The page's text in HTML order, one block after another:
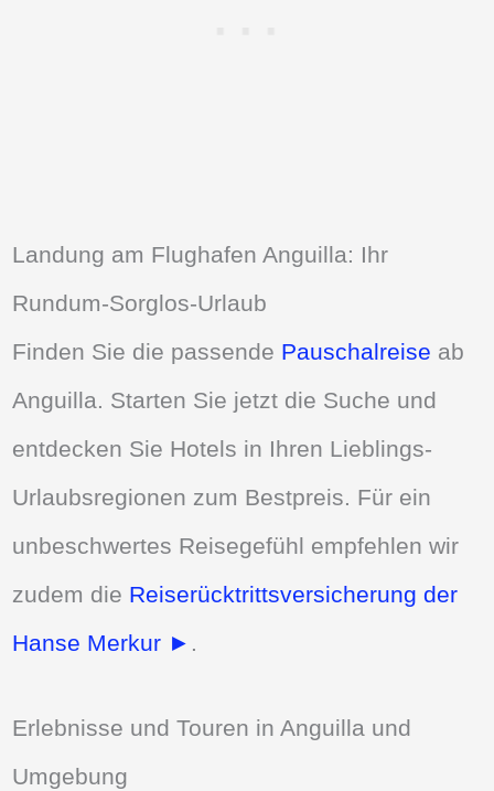
Landung am Flughafen Anguilla: Ihr
Rundum-Sorglos-Urlaub
Finden Sie die passende Pauschalreise ab
Anguilla. Starten Sie jetzt die Suche und
entdecken Sie Hotels in Ihren Lieblings-
Urlaubsregionen zum Bestpreis. Für ein
unbeschwertes Reisegefühl empfehlen wir
zudem die Reiserücktrittsversicherung der
Hanse Merkur ► .
Erlebnisse und Touren in Anguilla und
Umgebung